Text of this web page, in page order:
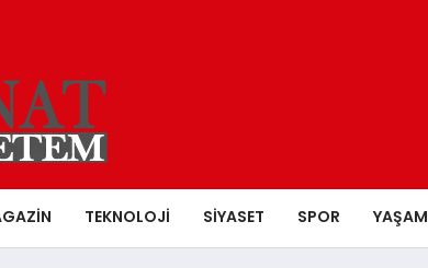
TEKNOLOJI SIYASET SPOR YAŞAM